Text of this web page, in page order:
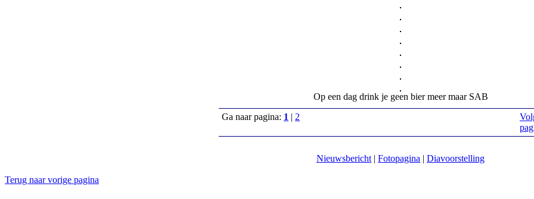
Op een dag drink je geen bier meer maar SAB
Ga naar pagina: 1 | 2
Nieuwsbericht | Fotopagina | Diavoorstelling
Terug naar vorige pagina